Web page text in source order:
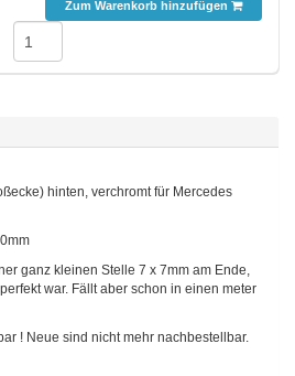
Zum Warenkorb hinzufügen
hinten, verchromt für Mercedes
ganz kleinen Stelle 7 x 7mm am Ende,
war. Fällt aber schon in einen meter
! Neue sind nicht mehr nachbestellbar.